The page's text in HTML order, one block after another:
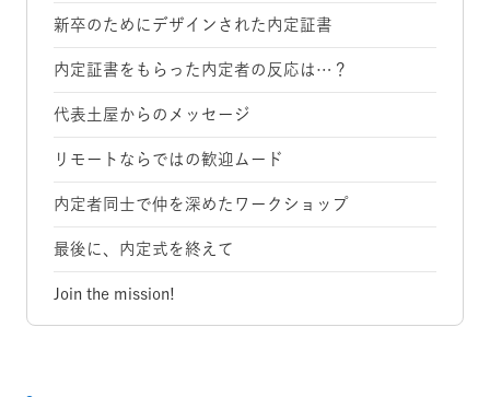
新卒のためにデザインされた内定証書
内定証書をもらった内定者の反応は…？
代表土屋からのメッセージ
リモートならではの歓迎ムード
内定者同士で仲を深めたワークショップ
最後に、内定式を終えて
Join the mission!